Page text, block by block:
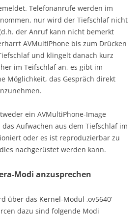
Telefonanrufe werden im
nur wird der Tiefschlaf nicht
der Anruf kann nicht bemerkt
AVMultiPhone bis zum Drücken
und klingelt danach kurz
im Teifschlaf an, es gibt im
Möglichkeit, das Gespräch direkt
ein AVMultiPhone-Image
Aufwachen aus dem Tiefschlaf im
oder es ist reproduzierbar zu
nachgerüstet werden kann.
Modi anzusprechen
über das Kernel-Modul ‚ov5640‘
dazu sind folgende Modi